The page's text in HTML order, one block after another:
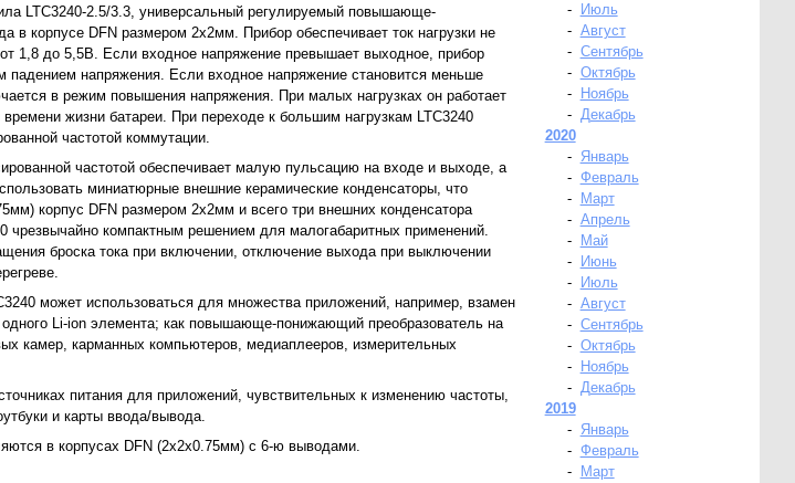
LTC3240-2.5/3.3, универсальный регулируемый повышающе-
в корпусе DFN размером 2x2мм. Прибор обеспечивает ток нагрузки не
1,8 до 5,5В. Если входное напряжение превышает выходное, прибор
падением напряжения. Если входное напряжение становится меньше
в режим повышения напряжения. При малых нагрузках он работает
жизни батареи. При переходе к большим нагрузкам LTC3240
частотой коммутации.
частотой обеспечивает малую пульсацию на входе и выходе, а
миниатюрные внешние керамические конденсаторы, что
корпус DFN размером 2x2мм и всего три внешних конденсатора
чрезвычайно компактным решением для малогабаритных применений.
броска тока при включении, отключение выхода при выключении
может использоваться для множества приложений, например, взамен
Li-ion элемента; как повышающе-понижающий преобразователь на
камер, карманных компьютеров, медиаплееров, измерительных
питания для приложений, чувствительных к изменению частоты,
и карты ввода/вывода.
в корпусах DFN (2x2x0.75мм) с 6-ю выводами.
-
Июль
- Август
- Сентябрь
- Октябрь
-
Ноябрь
- Декабрь
2020
-
Январь
- Февраль
-
Март
- Апрель
-
Май
-
Июнь
-
Июль
- Август
- Сентябрь
- Октябрь
-
Ноябрь
- Декабрь
2019
-
Январь
- Февраль
-
Март